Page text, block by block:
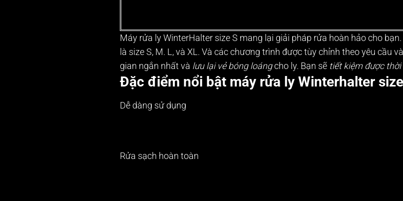
Máy rửa ly WinterHalter size S mang lại giải pháp rửa hoàn hảo cho
là size S, M. L, và XL. Và các chương trình được tùy chỉnh theo yêu
gian ngắn nhất và lưu lại vẻ bóng loángcho ly. Bạn sẽ tiết kiệm được
Đặc điểm nổi bật máy rửa ly Winterhalter
Dễ dàng sử dụng
Rửa sạch hoàn toàn